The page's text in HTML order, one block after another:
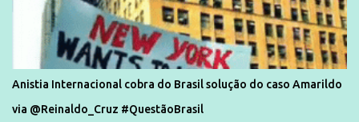
Anistia Internacional cobra do Brasil solução do caso Amarildo
via @Reinaldo_Cruz #QuestãoBrasil